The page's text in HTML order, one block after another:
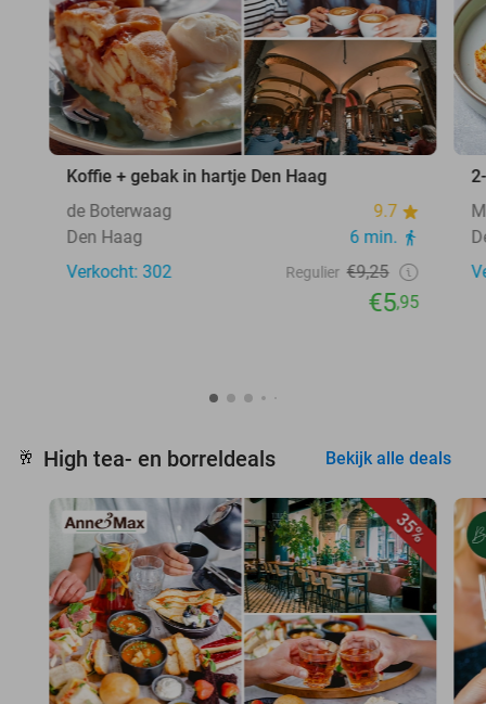
Koffie + gebak in hartje Den Haag
de Boterwaag
9.7
Den Haag
6 min.
Verkocht: 302
Regulier €9,25
€5,95
🥂 High tea- en borreldeals Bekijk alle deals
35%